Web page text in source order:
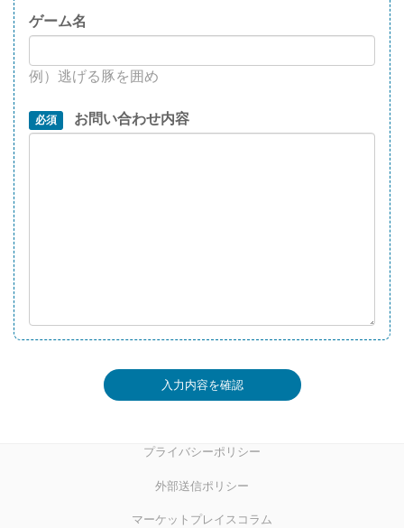
ゲーム名
例）逃げる豚を囲め
必須 お問い合わせ内容
入力内容を確認
プライバシーポリシー
外部送信ポリシー
マーケットプレイスコラム